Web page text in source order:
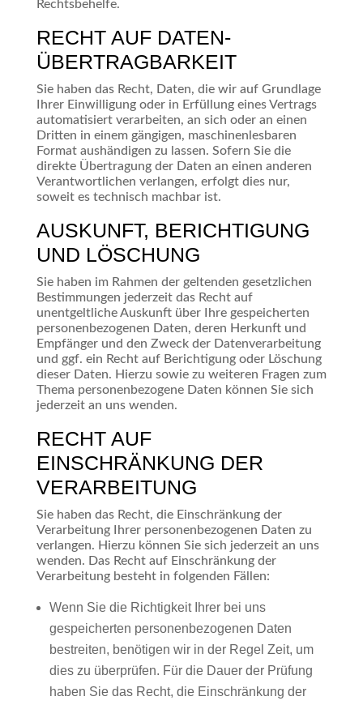
Rechtsbehelfe.
RECHT AUF DATEN­
ÜBERTRAG­BARKEIT
Sie haben das Recht, Daten, die wir auf Grundlage
Ihrer Einwilligung oder in Erfüllung eines Vertrags
automatisiert verarbeiten, an sich oder an einen
Dritten in einem gängigen, maschinenlesbaren
Format aushändigen zu lassen. Sofern Sie die
direkte Übertragung der Daten an einen anderen
Verantwortlichen verlangen, erfolgt dies nur,
soweit es technisch machbar ist.
AUSKUNFT, BERICHTIGUNG
UND LÖSCHUNG
Sie haben im Rahmen der geltenden gesetzlichen
Bestimmungen jederzeit das Recht auf
unentgeltliche Auskunft über Ihre gespeicherten
personenbezogenen Daten, deren Herkunft und
Empfänger und den Zweck der Datenverarbeitung
und ggf. ein Recht auf Berichtigung oder Löschung
dieser Daten. Hierzu sowie zu weiteren Fragen zum
Thema personenbezogene Daten können Sie sich
jederzeit an uns wenden.
RECHT AUF
EINSCHRÄNKUNG DER
VERARBEITUNG
Sie haben das Recht, die Einschränkung der
Verarbeitung Ihrer personenbezogenen Daten zu
verlangen. Hierzu können Sie sich jederzeit an uns
wenden. Das Recht auf Einschränkung der
Verarbeitung besteht in folgenden Fällen:
Wenn Sie die Richtigkeit Ihrer bei uns
gespeicherten personenbezogenen Daten
bestreiten, benötigen wir in der Regel Zeit, um
dies zu überprüfen. Für die Dauer der Prüfung
haben Sie das Recht, die Einschränkung der